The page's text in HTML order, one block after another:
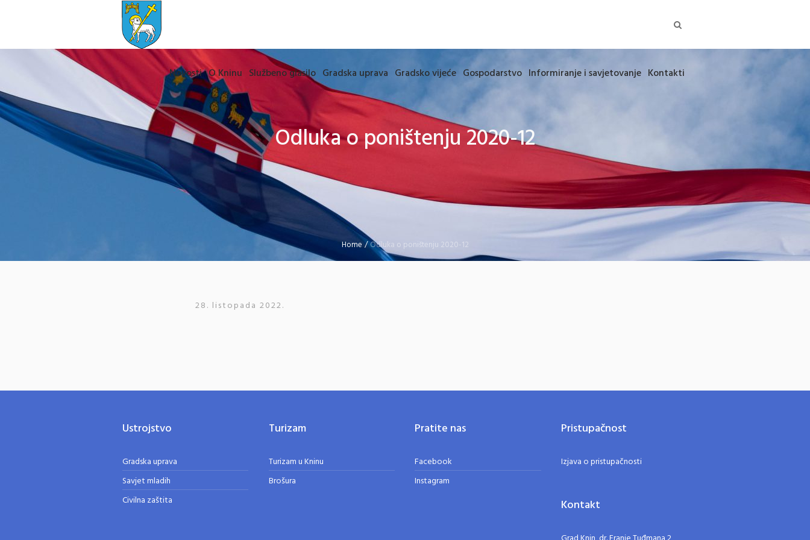
Novosti O Kninu Službeno glasilo Gradska uprava Gradsko vijeće Gospodarstvo Informiranje i savjetovanje Kontakti
Odluka o poništenju 2020-12
Home /Odluka o poništenju 2020-12
28. listopada 2022.
Ustrojstvo
Gradska uprava
Savjet mladih
Civilna zaštita
Turizam
Turizam u Kninu
Brošura
Pratite nas
Facebook
Instagram
Pristupačnost
Izjava o pristupačnosti
Kontakt